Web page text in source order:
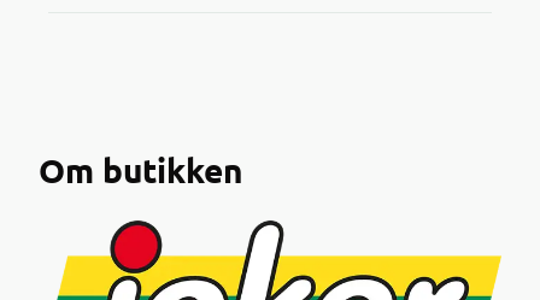
Om butikken